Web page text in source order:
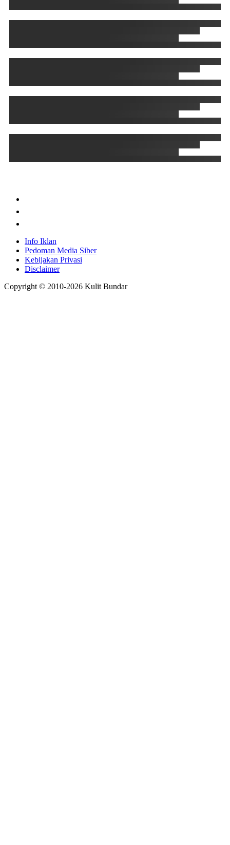
Info Iklan
Pedoman Media Siber
Kebijakan Privasi
Disclaimer
Copyright © 2010-2026 Kulit Bundar